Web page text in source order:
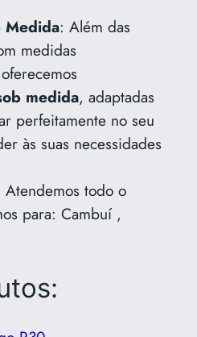
Medida: Além das
medidas
medida, adaptadas
perfeitamente no seu
às suas necessidades
Atendemos todo o
para: Cambuí ,